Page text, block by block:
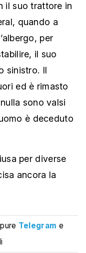
il suo trattore in
quando a
per
il suo
sinistro. Il
ed è rimasto
sono valsi
è deceduto
per diverse
ancora la
Telegram e